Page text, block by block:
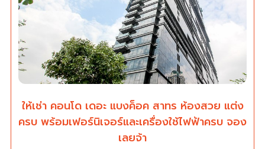
ให้เช่า คอนโด เดอะ แบงค็อค สาทร ห้องสวย แต่ง
ครบ พร้อมเฟอร์นิเจอร์และเครื่องใช้ไฟฟ้าครบ จอง
เลยจ้า